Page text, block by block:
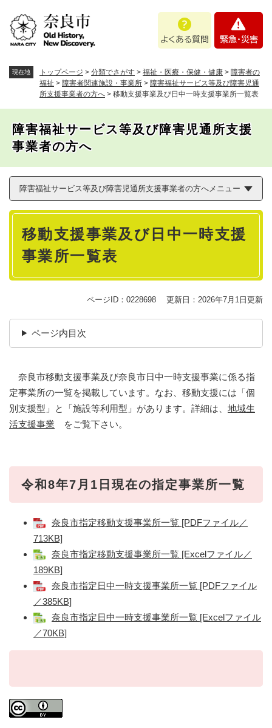
。
あ
問
・
現在地 トップページ > 分類でさがす > 福祉・医療・保健・健康 > 障害者の
福祉 > 障害者関連施設・事業所 > 障害福祉サービス等及び障害児通
所支援事業者の方へ > 移動支援事業及び日中一時支援事業所一覧表
障害福祉サービス等及び障害児通所支援
事業者の方へ
障害福祉サービス等及び障害児通所支援事業者の方へメニュー
本
移動支援事業及び日中一時支援
事業所一覧表
ページID：0228698 更新日：2026年7月1日更新
ページ内目次
奈良市移動支援事業及び奈良市日中一時支援事業に係る指
定事業所の一覧を掲載しています。なお、移動支援には「個
別支援型」と「施設等利用型」があります。詳細は、 地域生
活支援事業 をご覧下さい。
令和8年7月1日現在の指定事業所一覧
奈良市指定移動支援事業所一覧 [PDFファイル／
713KB]
奈良市指定移動支援事業所一覧 [Excelファイル／
189KB]
奈良市指定日中一時支援事業所一覧 [PDFファイル
／385KB]
奈良市指定日中一時支援事業所一覧 [Excelファイル
／70KB]